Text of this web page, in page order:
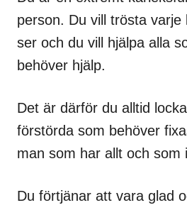
person. Du vill trösta varje
ser och du vill hjälpa alla
behöver hjälp.
Det är därför du alltid
förstörda som behöver
man som har allt och som
Du förtjänar att vara glad